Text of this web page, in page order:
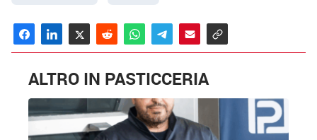
ALTRO IN PASTICCERIA